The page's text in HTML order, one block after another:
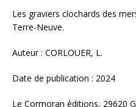
Les graviers clochards des
Terre-Neuve.
Auteur : CORLOUER, L.
Date de publication : 2024
Le Cormoran éditions, 29620